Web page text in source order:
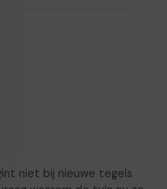
niet bij nieuwe tegels